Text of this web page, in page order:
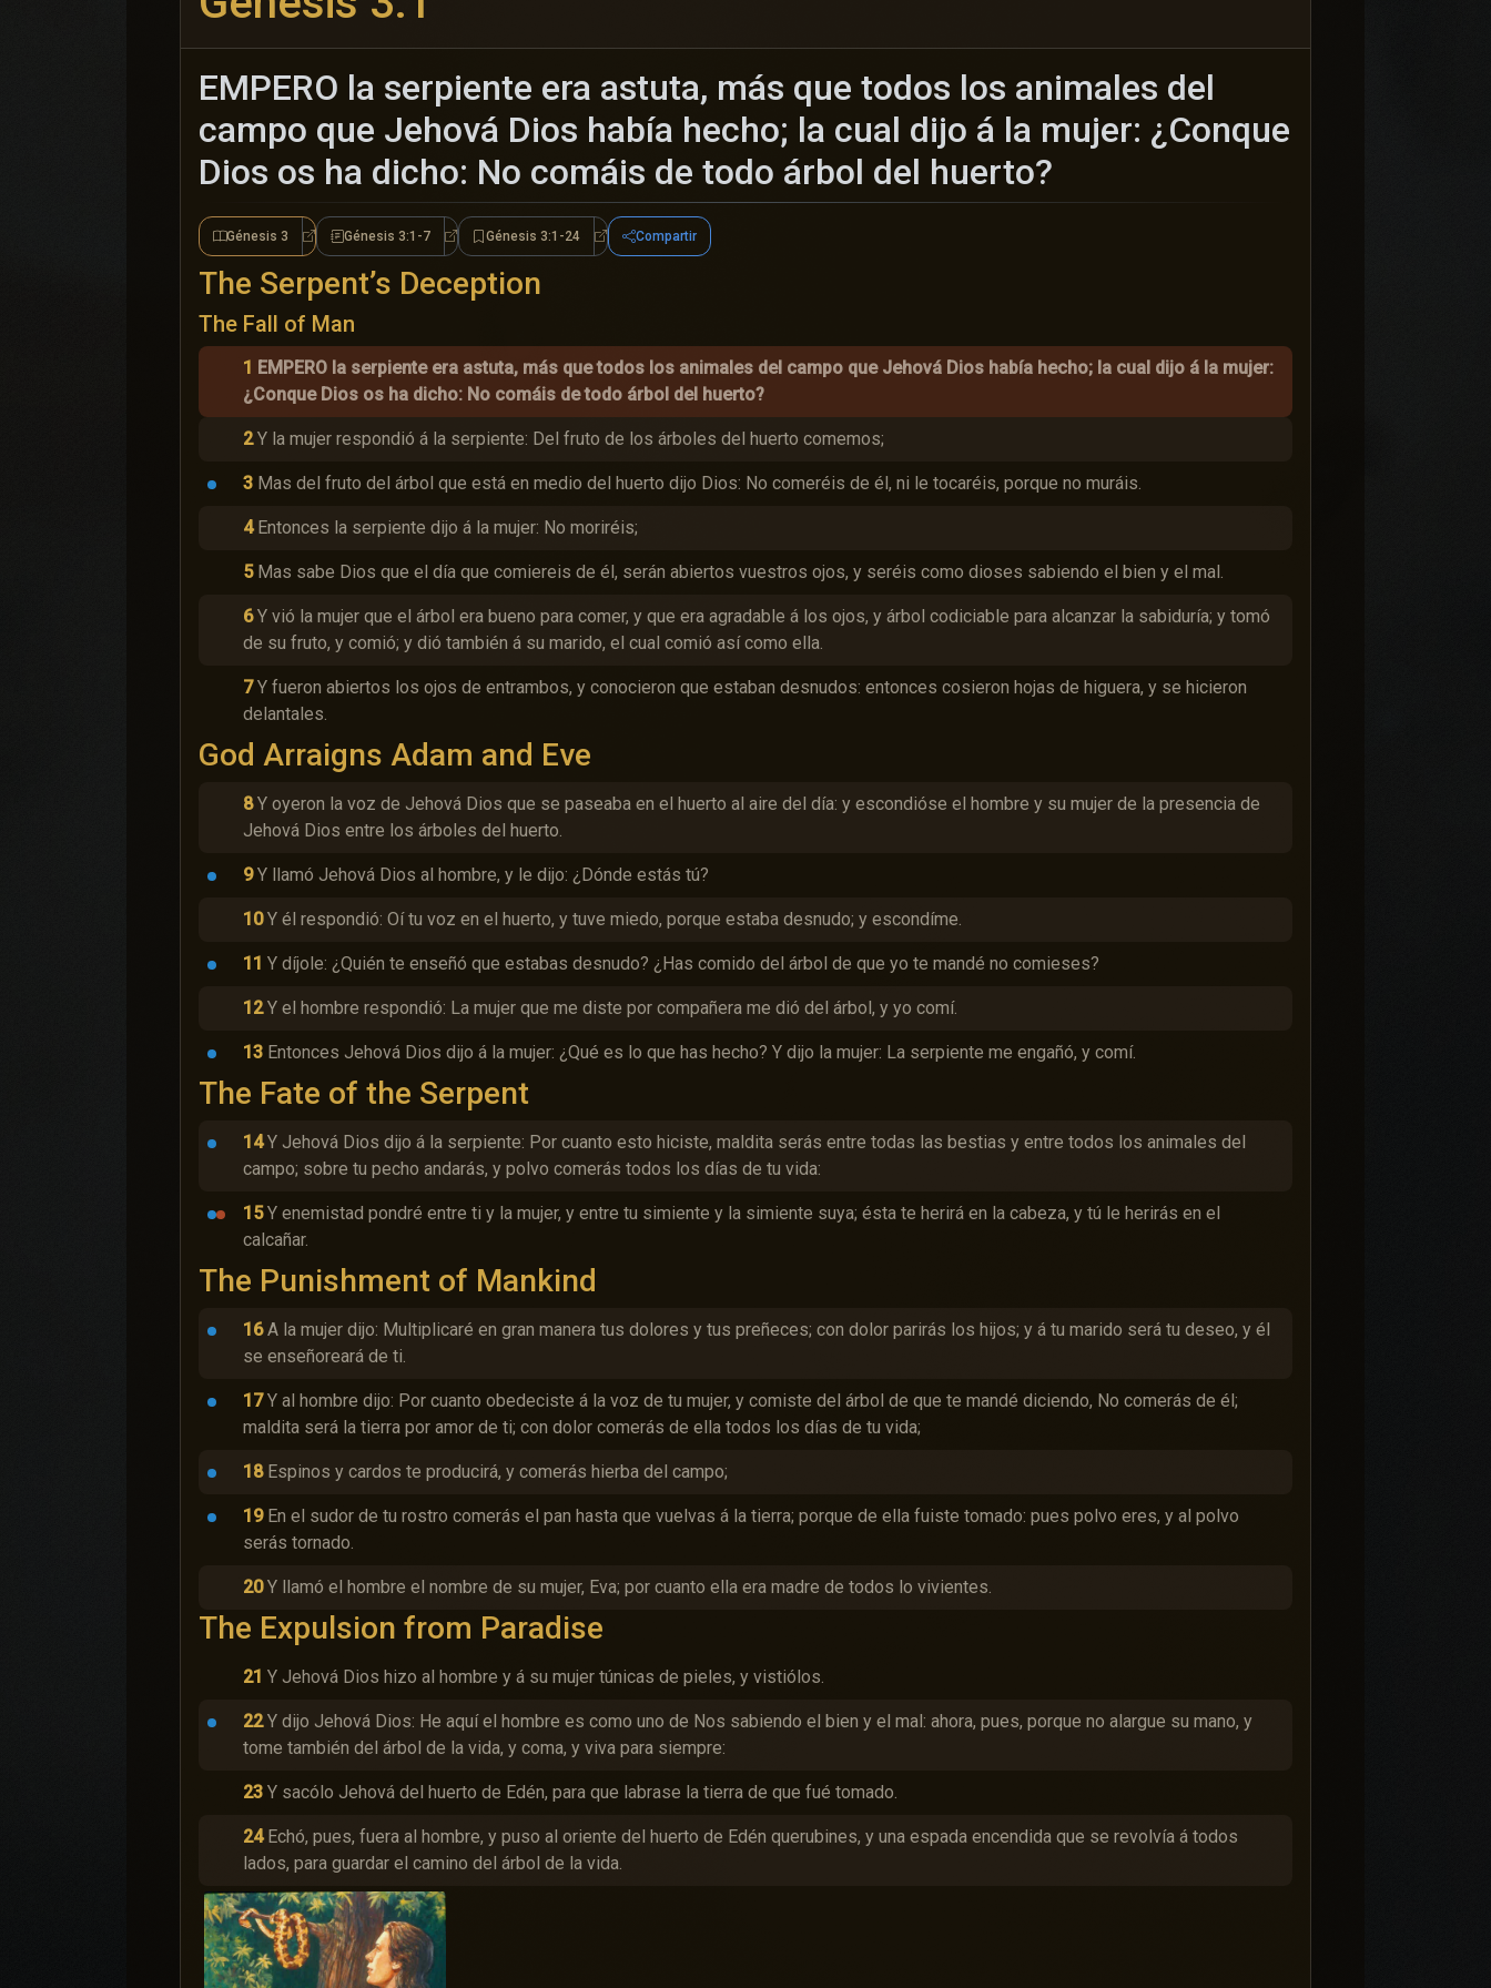
EMPERO la serpiente era astuta, más que todos los animales del
campo que Jehová Dios había hecho; la cual dijo á la mujer: ¿Conque
Dios os ha dicho: No comáis de todo árbol del huerto?
Génesis 3 Génesis 3Génesis 3:1-7 Génesis 3:1-7
Génesis 3:1-24 Génesis 3:1-24
Compartir
The Serpent’s Deception
The Fall of Man
1
EMPERO la serpiente era astuta, más que todos los animales del campo que Jehová Dios había hecho; la cual dijo á la mujer:
¿Conque Dios os ha dicho: No comáis de todo árbol del huerto?
2 Y la mujer respondió á la serpiente: Del fruto de los árboles del huerto comemos;
3 Mas del fruto del árbol que está en medio del huerto dijo Dios: No comeréis de él, ni le tocaréis, porque no muráis.
4 Entonces la serpiente dijo á la mujer: No moriréis;
5 Mas sabe Dios que el día que comiereis de él, serán abiertos vuestros ojos, y seréis como dioses sabiendo el bien y el mal.
6 Y vió la mujer que el árbol era bueno para comer, y que era agradable á los ojos, y árbol codiciable para alcanzar la sabiduría; y tomó
de su fruto, y comió; y dió también á su marido, el cual comió así como ella.
7 Y fueron abiertos los ojos de entrambos, y conocieron que estaban desnudos: entonces cosieron hojas de higuera, y se hicieron
delantales.
God Arraigns Adam and Eve
8 Y oyeron la voz de Jehová Dios que se paseaba en el huerto al aire del día: y escondióse el hombre y su mujer de la presencia de
Jehová Dios entre los árboles del huerto.
9 Y llamó Jehová Dios al hombre, y le dijo: ¿Dónde estás tú?
10 Y él respondió: Oí tu voz en el huerto, y tuve miedo, porque estaba desnudo; y escondíme.
11 Y díjole: ¿Quién te enseñó que estabas desnudo? ¿Has comido del árbol de que yo te mandé no comieses?
12 Y el hombre respondió: La mujer que me diste por compañera me dió del árbol, y yo comí.
13 Entonces Jehová Dios dijo á la mujer: ¿Qué es lo que has hecho? Y dijo la mujer: La serpiente me engañó, y comí.
The Fate of the Serpent
14 Y Jehová Dios dijo á la serpiente: Por cuanto esto hiciste, maldita serás entre todas las bestias y entre todos los animales del
campo; sobre tu pecho andarás, y polvo comerás todos los días de tu vida:
15 Y enemistad pondré entre ti y la mujer, y entre tu simiente y la simiente suya; ésta te herirá en la cabeza, y tú le herirás en el
calcañar.
The Punishment of Mankind
16 A la mujer dijo: Multiplicaré en gran manera tus dolores y tus preñeces; con dolor parirás los hijos; y á tu marido será tu deseo, y él
se enseñoreará de ti.
17 Y al hombre dijo: Por cuanto obedeciste á la voz de tu mujer, y comiste del árbol de que te mandé diciendo, No comerás de él;
maldita será la tierra por amor de ti; con dolor comerás de ella todos los días de tu vida;
18 Espinos y cardos te producirá, y comerás hierba del campo;
19 En el sudor de tu rostro comerás el pan hasta que vuelvas á la tierra; porque de ella fuiste tomado: pues polvo eres, y al polvo
serás tornado.
20 Y llamó el hombre el nombre de su mujer, Eva; por cuanto ella era madre de todos lo vivientes.
The Expulsion from Paradise
21 Y Jehová Dios hizo al hombre y á su mujer túnicas de pieles, y vistiólos.
22 Y dijo Jehová Dios: He aquí el hombre es como uno de Nos sabiendo el bien y el mal: ahora, pues, porque no alargue su mano, y
tome también del árbol de la vida, y coma, y viva para siempre:
23 Y sacólo Jehová del huerto de Edén, para que labrase la tierra de que fué tomado.
24 Echó, pues, fuera al hombre, y puso al oriente del huerto de Edén querubines, y una espada encendida que se revolvía á todos
lados, para guardar el camino del árbol de la vida.